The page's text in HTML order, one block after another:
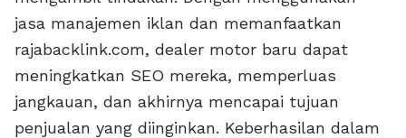
jasa manajemen iklan dan memanfaatkan
rajabacklink.com, dealer motor baru dapat
meningkatkan SEO mereka, memperluas
jangkauan, dan akhirnya mencapai tujuan
penjualan yang diinginkan. Keberhasilan dalam